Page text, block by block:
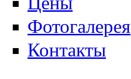
Фотогалерея
Контакты